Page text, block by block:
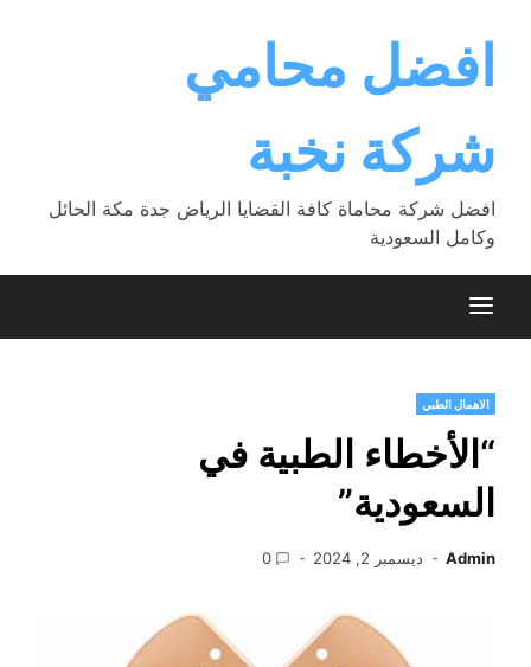
contentافضل محامي
شركة نخبة
افضل شركة محاماة كافة القضايا الرياض جدة مكة الحائل
وكامل السعودية
الاهمال الطبي
“الأخطاء الطبية في
السعودية”
Admin ديسمبر 2, 2024 0